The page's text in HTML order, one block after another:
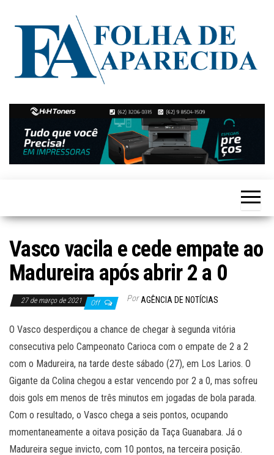
Folha de
Aparecida
Notícias
de
Aparecida
de
Goiânia
Vasco vacila e cede empate ao
Madureira após abrir 2 a 0
27 de março de 2021 Off Por AGÊNCIA DE NOTÍCIAS
O Vasco desperdiçou a chance de chegar à segunda vitória
consecutiva pelo Campeonato Carioca com o empate de 2 a 2
com o Madureira, na tarde deste sábado (27), em Los Larios. O
Gigante da Colina chegou a estar vencendo por 2 a 0, mas sofreu
dois gols em menos de três minutos em jogadas de bola parada.
Com o resultado, o Vasco chega a seis pontos, ocupando
momentaneamente a oitava posição da Taça Guanabara. Já o
Madureira segue invicto, com 10 pontos, na terceira posição.